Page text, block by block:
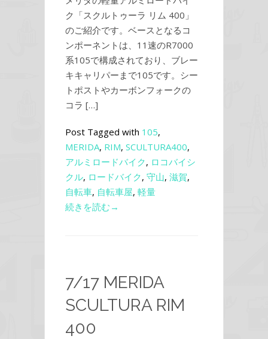
ク「スクルトゥーラ リム 400」
のご紹介です。ベースとなるコ
ンポーネントは、11速のR7000
系105で構成されており、ブレー
キキャリパーまで105です。シー
トポストやカーボンフォークの
コラ […]
Post Tagged with 105,
MERIDA, RIM, SCULTURA400,
アルミロードバイク, ロコバイシ
クル, ロードバイク, 守山, 滋賀,
自転車, 自転車屋, 軽量
続きを読む→
7/17 MERIDA
SCULTURA RIM
400